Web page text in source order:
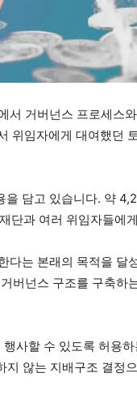
거버넌스 프로세스
위임자에게 대여했던
담고 있습니다. 약
단과 여러 위임자들에
는 본래의 목적을 달
버넌스 구조를 구축하
사할 수 있도록 허용
않는 지배구조 결정